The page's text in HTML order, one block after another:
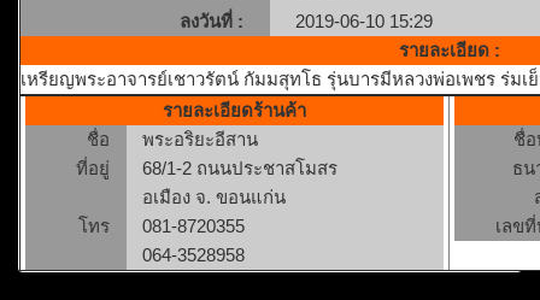
ลงวันที่ :
2019-06-10 15:29
รายละเอียด :
เหรียญพระอาจารย์เชาวรัตน์ กัมมสุทโธ รุ่นบารมีหลวงพ่อเพชร ร่มเ
รายละเอียดร้านค้า
ชื่อ
พระอริยะอีสาน
ที่อยู่
68/1-2 ถนนประชาสโมสร
อเมือง จ. ขอนแก่น
โทร
081-8720355
064-3528958
ชื่
ธน
เลข